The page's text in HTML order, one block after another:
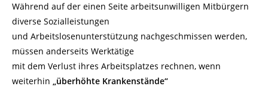
Während auf der einen Seite arbeitsunwilligen Mitbürgern
diverse Sozialleistungen
und Arbeitslosenunterstützung nachgeschmissen werden,
müssen anderseits Werktätige
mit dem Verlust ihres Arbeitsplatzes rechnen, wenn
weiterhin „überhöhte Krankenstände“